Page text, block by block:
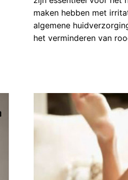
maken hebben met
algemene
het verminderen van